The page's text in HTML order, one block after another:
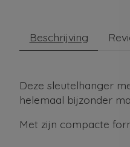
Beschrijving
Deze sleutelhanger
helemaal bijzonder
Met zijn compacte